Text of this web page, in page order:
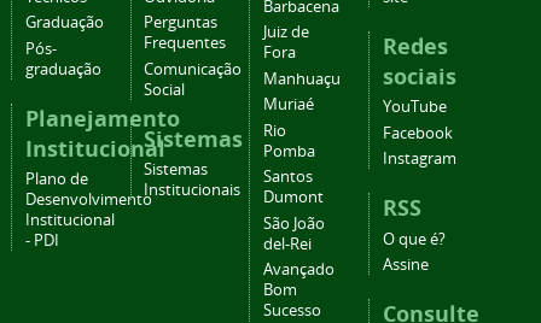
Graduação
Pós-
graduação
Planejamento
Institucional
Plano de
Desenvolvimento
Institucional
- PDI
Perguntas
Frequentes
Comunicação
Social
Sistemas
Sistemas
Institucionais
Barbacena
Juiz de
Fora
Manhuaçu
Muriaé
Rio
Pomba
Santos
Dumont
São João
del-Rei
Avançado
Bom
Sucesso
Redes
sociais
YouTube
Facebook
Instagram
RSS
O que é?
Assine
Consulte